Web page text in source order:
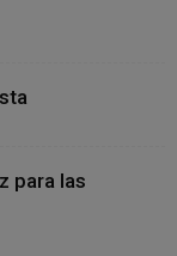
para las